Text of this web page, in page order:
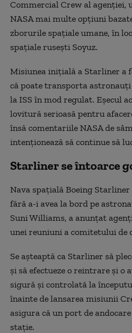
Commercial Crew al agenției,
NASA mai multe opțiuni
zborurile spațiale umane, în
spațiale rusești Soyuz.
Misiunea inițială a Starliner a
că poate transporta
la ISS în mod regulat. Eșecul
lovitură serioasă pentru
însă comentariile NASA de
intenționează să continue să
Starliner se întoarce
Nava spaţială Boeing
fără a-i avea la bord pe
Suni Williams, a anunţat
unei reuniuni a comitetului de
Se aşteaptă ca Starliner să
şi să efectueze o reintrare şi o
sigură şi controlată la
înainte de lansarea misiunii
asigura că un port de
staţie.